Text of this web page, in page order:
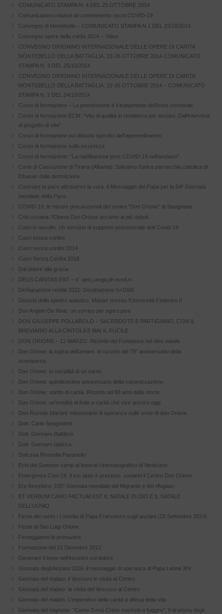
COMUNICATO STAMPA N. 4 DEL 25 OTTOBRE 2014
Comunicazioni relative al contenimento rischi COVID-19
Convegno di Montebello – COMUNICATO STAMPA N.1 DEL 23/10/2014
Convegno opere della carità 2014 – Video
CONVEGNO ORIONINO INTERNAZIONALE DELLE OPERE DI CARITA’
MONTEBELLO DELLA BATTAGLIA, 22-26 OTTOBRE 2014 COMUNICATO
STAMPA N. 3 DEL 25/10/2014
CONVEGNO ORIONINO INTERNAZIONALE DELLE OPERE DI CARITA’
MONTEBELLO DELLA BATTAGLIA, 22-26 OTTOBRE 2014 – COMUNICATO
STAMPA N. 2 DEL 24/10/2014
Corso di formazione – La prevenzione e il trattamento dell’ictus cerebrale
Corso di formazione ECM: “Vita di qualità in residenza per anziani. Dall’intervista
al progetto di vita”
Corso di formazione sui disturbi specifici dell’apprendimento
Corso di formazione sulla sicurezza
Corso di formazione: “La riabilitazione post-COVID-19 nell’anziano”
Corte di Cassazione di Tirana (Albania): Salviamo l’unica parrocchia cattolica di
Elbasan dalla demolizione
Costruire la pace attraverso la cura. Il Messaggio del Papa per la 54ª Giornata
mondiale della Pace.
COVID-19, le misure precauzionali del centro “Don Orione” di Savignano.
Crisi ucraina: l’Opera Don Orione accanto ai più deboli.
Cuori in ascolto. Un servizio di supporto psicosociale anti Covid-19
Cuori senza confini
Cuori senza confini 2014
Cuori Senza Confini 2018
Dal dolore alla grazia
DEUS CARITAS EST – o` qeo.j avga,ph evsti,n
Dichiarazione redditi 2021: Destinazione 5×1000
Disturbi dello spettro autistico. Master presso l’Università Federico II
Don Angelo De Ninis: un sorriso per ogni cuore
DON GIUSEPPE POLLAROLO – SACERDOTE E PARTIGIANO, CON IL
BREVIARIO ALLA CINTOLA E MAI IL FUCILE
DON ORIONE – 12 MARZO: Ricordo del Fondatore nel dies natalis
Don Orione: la logica dell’amore. In ricordo del 79° anniversario della
scomparsa.
Don Orione: la socialità di un santo
Don Orione: quindicesimo anniversario della canonizzazione.
Don Orione: spirito di carità. Ricordo ad 80 anni dalla morte.
Don Orione: un’eredità di fede e carità che vive ancora oggi
Don Romolo Mariani: missionario di speranza sulle orme di don Orione.
Dott. Carlo Spagnoletti
Dott. Gennaro Battiloro
Dott. Gennaro Iapicca
Dott.ssa Rossella Panariello
Echi del Summer camp al festival cinematografico di Venticano
Emergenza Covi-19. Il tuo aiuto è prezioso, sostieni il Centro Don Orione
Ero forestiero. 105° Giornata mondiale del Migrante e del rifugiato
ET VERBUM CARO FACTUM EST IL NATALE DI DIO E IL NATALE
DELL’UOMO
Festa dei nonni / L’omelia di Papa Francesco sugli anziani (28 Settembre 2014)
Festa di San Luigi Orione
Festeggiamo la primavera
Formazione del 21 Dicembre 2012
Generare il bene nell’incontro col dolore
Giornata degli Anziani 2026: il messaggio di speranza di Papa Leone XIV
Giornata del malato: il Vescovo in visita al Centro.
Giornata del malato: la visita del Vescovo al Centro
Giornata del malato. L’imperativo della carità a difesa della vita.
Giornata del migrante: “Come Gesù Cristo costretti a fuggire”. Il dramma degli